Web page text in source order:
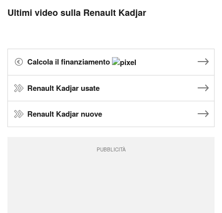
Ultimi video sulla Renault Kadjar
Calcola il finanziamento
Renault Kadjar usate
Renault Kadjar nuove
PUBBLICITÀ